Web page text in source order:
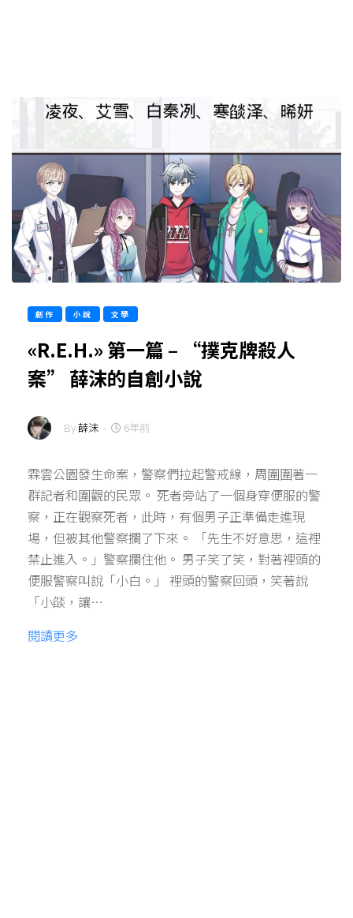
創作 小說 文學
«R.E.H.» 第一篇 – “撲克牌殺人
案” 薛沫的自創小說
By薛沫 - 6年前
霖雲公園發生命案，警察們拉起警戒線，周圍圍著一
群記者和圍觀的民眾。 死者旁站了一個身穿便服的警
察，正在觀察死者，此時，有個男子正準備走進現
場，但被其他警察攔了下來。 「先生不好意思，這裡
禁止進入。」警察攔住他。 男子笑了笑，對著裡頭的
便服警察叫說「小白。」 裡頭的警察回頭，笑著說
「小燄，讓…
閱讀更多